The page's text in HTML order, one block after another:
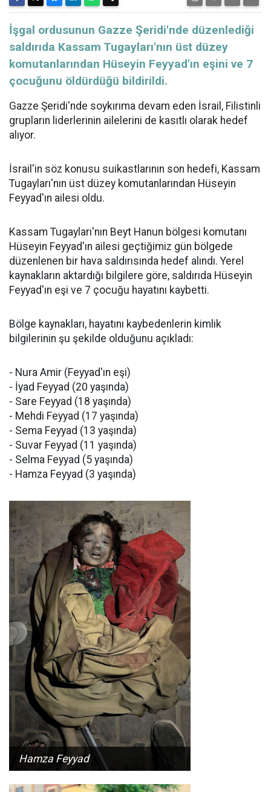
İşgal ordusunun Gazze Şeridi'nde düzenlediği
saldırıda Kassam Tugayları'nın üst düzey
komutanlarından Hüseyin Feyyad'ın eşini ve 7
çocuğunu öldürdüğü bildirildi.
Gazze Şeridi'nde soykırıma devam eden İsrail, Filistinli
grupların liderlerinin ailelerini de kasıtlı olarak hedef
alıyor.
İsrail'in söz konusu suikastlarının son hedefi, Kassam
Tugayları'nın üst düzey komutanlarından Hüseyin
Feyyad'ın ailesi oldu.
Kassam Tugayları'nın Beyt Hanun bölgesi komutanı
Hüseyin Feyyad'ın ailesi geçtiğimiz gün bölgede
düzenlenen bir hava saldırısında hedef alındı. Yerel
kaynakların aktardığı bilgilere göre, saldırıda Hüseyin
Feyyad'ın eşi ve 7 çocuğu hayatını kaybetti.
Bölge kaynakları, hayatını kaybedenlerin kimlik
bilgilerinin şu şekilde olduğunu açıkladı:
- Nura Amir (Feyyad'ın eşi)
- İyad Feyyad (20 yaşında)
- Sare Feyyad (18 yaşında)
- Mehdi Feyyad (17 yaşında)
- Sema Feyyad (13 yaşında)
- Suvar Feyyad (11 yaşında)
- Selma Feyyad (5 yaşında)
- Hamza Feyyad (3 yaşında)
Hamza Feyyad